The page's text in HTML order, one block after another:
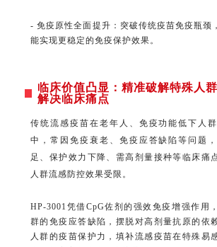
- 免疫原性全面提升：突破传统疫苗免疫瓶颈
能实现更稳定的免疫保护效果。
临床价值凸显：精准破解特殊人
解决临床痛点
传统流感疫苗在老年人、免疫功能低下人
中，常因免疫衰老、免疫应答缺陷等问题
足、保护效力下降、需高剂量接种等临床痛
人群流感防控效果受限。
HP-3001凭借CpG佐剂的强效免疫增强作用
群的免疫应答缺陷，摆脱对高剂量抗原的依
人群的疫苗保护力，填补流感疫苗在特殊易